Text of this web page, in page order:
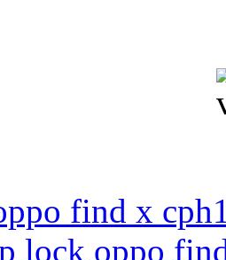
find x
lock oppo